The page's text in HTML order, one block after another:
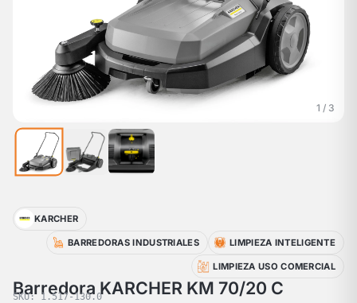
1 / 3
KARCHER
BARREDORAS INDUSTRIALES LIMPIEZA INTELIGENTE
LIMPIEZA USO COMERCIAL
Barredora KARCHER KM 70/20 C
SKU: 1.517-130.0